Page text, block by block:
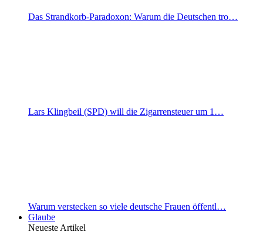
Das Strandkorb-Paradoxon: Warum die Deutschen tro…
Lars Klingbeil (SPD) will die Zigarrensteuer um 1…
Warum verstecken so viele deutsche Frauen öffentl…
Glaube
Neueste Artikel